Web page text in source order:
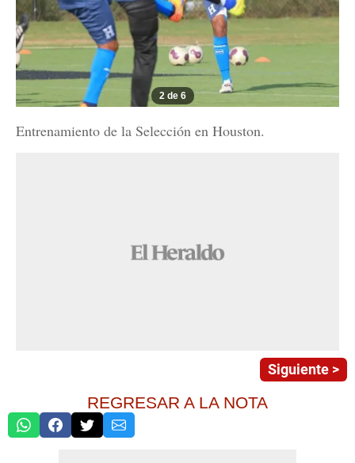
2 de 6
Entrenamiento de la Selección en Houston.
Siguiente >
REGRESAR A LA NOTA